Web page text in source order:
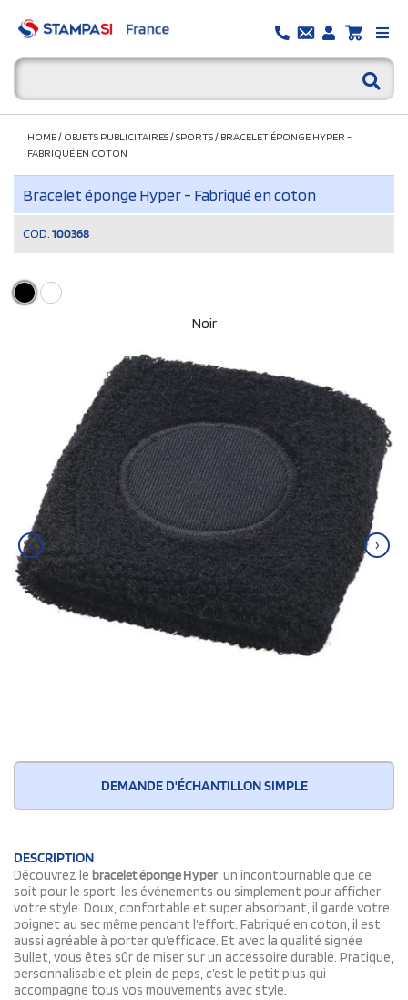
HOME/ OBJETS PUBLICITAIRES/SPORTS/ BRACELET ÉPONGE HYPER -
FABRIQUÉ EN COTON
Bracelet éponge Hyper - Fabriqué en coton
COD. 100368
Noir
‹ ›
DEMANDE D'ÉCHANTILLON SIMPLE
DESCRIPTION
Découvrez le bracelet éponge Hyper, un incontournable que ce
soit pour le sport, les événements ou simplement pour afficher
votre style. Doux, confortable et super absorbant, il garde votre
poignet au sec même pendant l’effort. Fabriqué en coton, il est
aussi agréable à porter qu’efficace. Et avec la qualité signée
Bullet, vous êtes sûr de miser sur un accessoire durable. Pratique,
personnalisable et plein de peps, c’est le petit plus qui
accompagne tous vos mouvements avec style.